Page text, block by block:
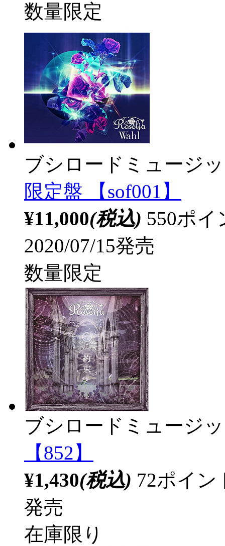
数量限定
ブシロードミュージ
限定盤 【sof001】
¥11,000(税込) 550ポ
2020/07/15発売
数量限定
ブシロードミュージ
【852】
¥1,430(税込) 72ポイ
発売
在庫限り